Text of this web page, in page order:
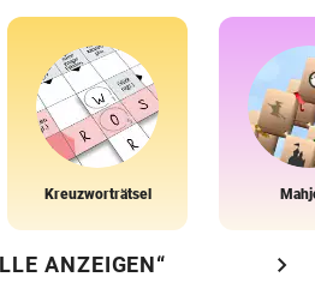
Kreuzworträtsel
ANZEIGEN“ chevron_right